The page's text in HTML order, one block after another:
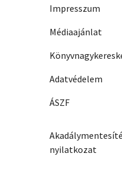
Impresszum
Médiaajánlat
Adatvédelem
ÁSZF
nyilatkozat